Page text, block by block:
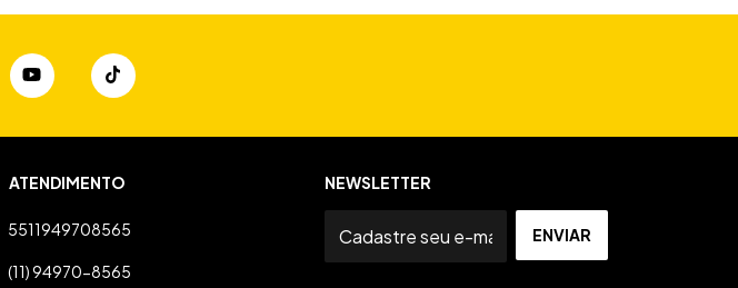
ATENDIMENTO
5511949708565
(11) 94970-8565
NEWSLETTER